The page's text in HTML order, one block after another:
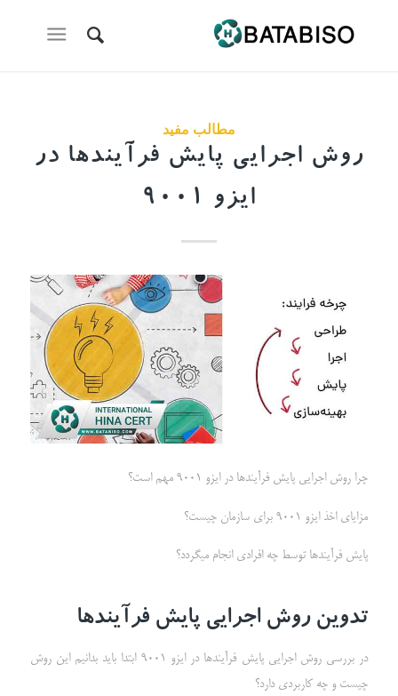
مطالب مفید
روش اجرایی پایش فرآیندها در
ایزو 9001
چرا روش اجرایی پایش فرآیندها در ایزو 9001 مهم است؟
مزایای اخذ ایزو 9001 برای سازمان چیست؟
پایش فرآیندها توسط چه افرادی انجام میگردد؟
تدوین روش اجرایی پایش فرآیندها
در بررسی روش اجرایی پایش فرآیندها در ایزو 9001 ابتدا باید بدانیم این روش
چیست و چه کاربردی دارد؟